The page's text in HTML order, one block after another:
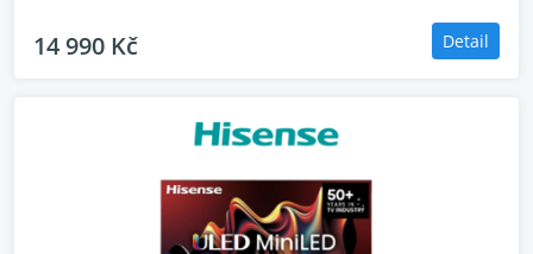
AI picture - Chytrá optimalizace
14 990 Kč Detail